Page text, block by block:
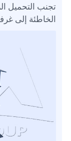
تجنب التحميل
الخاطئة إلى